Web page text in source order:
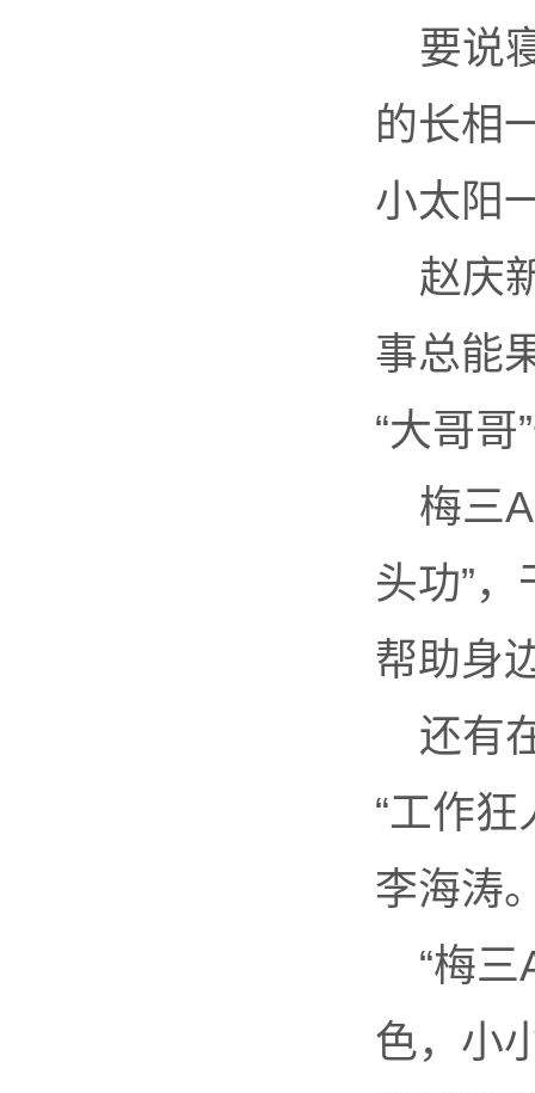
要说
的长相
小太阳
赵庆
事总能
“大哥哥
梅三
头功”
帮助身
还有
“工作
李海涛
“梅
色，小